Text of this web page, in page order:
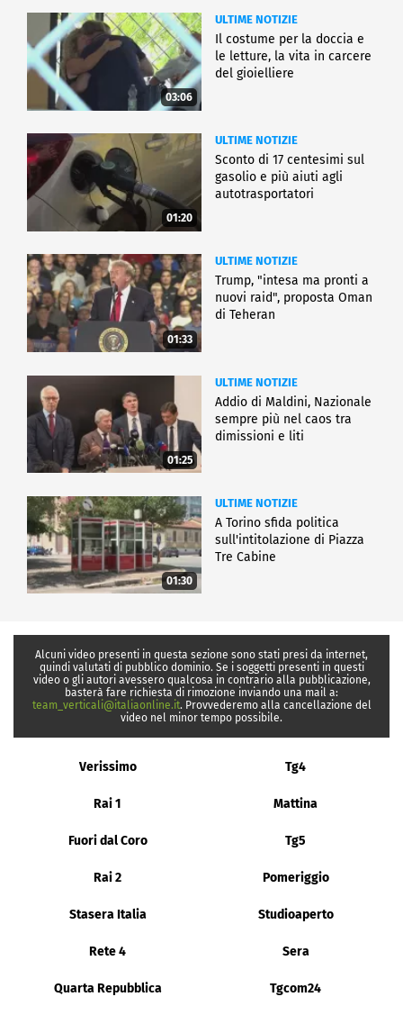
03:06
ULTIME NOTIZIE
Il costume per la doccia e
le letture, la vita in carcere
del gioielliere
01:20
ULTIME NOTIZIE
Sconto di 17 centesimi sul
gasolio e più aiuti agli
autotrasportatori
01:33
ULTIME NOTIZIE
Trump, "intesa ma pronti a
nuovi raid", proposta Oman
di Teheran
01:25
ULTIME NOTIZIE
Addio di Maldini, Nazionale
sempre più nel caos tra
dimissioni e liti
01:30
ULTIME NOTIZIE
A Torino sfida politica
sull'intitolazione di Piazza
Tre Cabine
Alcuni video presenti in questa sezione sono stati presi da internet,
quindi valutati di pubblico dominio. Se i soggetti presenti in questi
video o gli autori avessero qualcosa in contrario alla pubblicazione,
basterà fare richiesta di rimozione inviando una mail a:
team_verticali@italiaonline.it. Provvederemo alla cancellazione del
video nel minor tempo possibile.
Verissimo Tg4
Rai 1 Mattina
Fuori dal Coro Tg5
Rai 2 Pomeriggio
Stasera Italia Studioaperto
Rete 4 Sera
Quarta Repubblica Tgcom24